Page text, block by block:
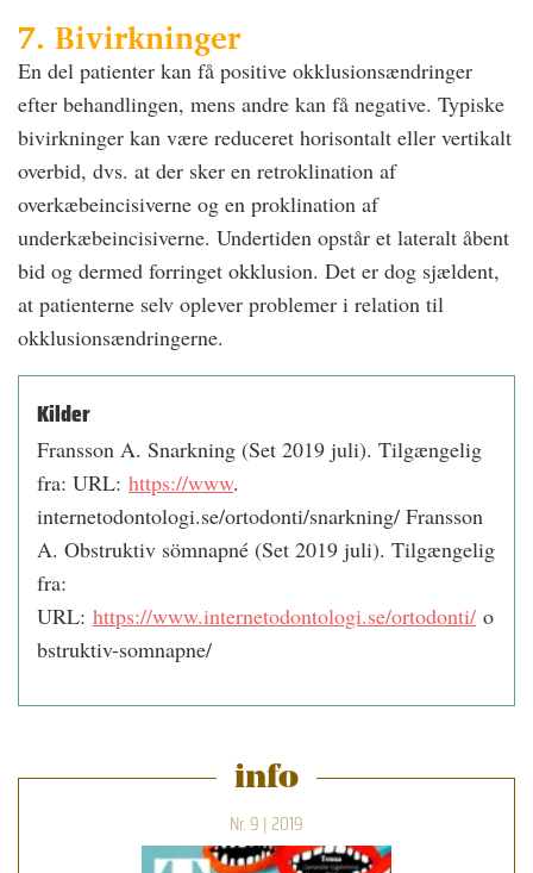
7. Bivirkninger
En del patienter kan få positive okklusionsændringer
efter behandlingen, mens andre kan få negative. Typiske
bivirkninger kan være reduceret horisontalt eller vertikalt
overbid, dvs. at der sker en retroklination af
overkæbeincisiverne og en proklination af
underkæbeincisiverne. Undertiden opstår et lateralt åbent
bid og dermed forringet okklusion. Det er dog sjældent,
at patienterne selv oplever problemer i relation til
okklusionsændringerne.
Kilder
Fransson A. Snarkning (Set 2019 juli). Tilgængelig
fra: URL: https://www.
internetodontologi.se/ortodonti/snarkning/ Fransson
A. Obstruktiv sömnapné (Set 2019 juli). Tilgængelig
fra:
URL: https://www.internetodontologi.se/ortodonti/ o
bstruktiv-somnapne/
info
Nr. 9 | 2019